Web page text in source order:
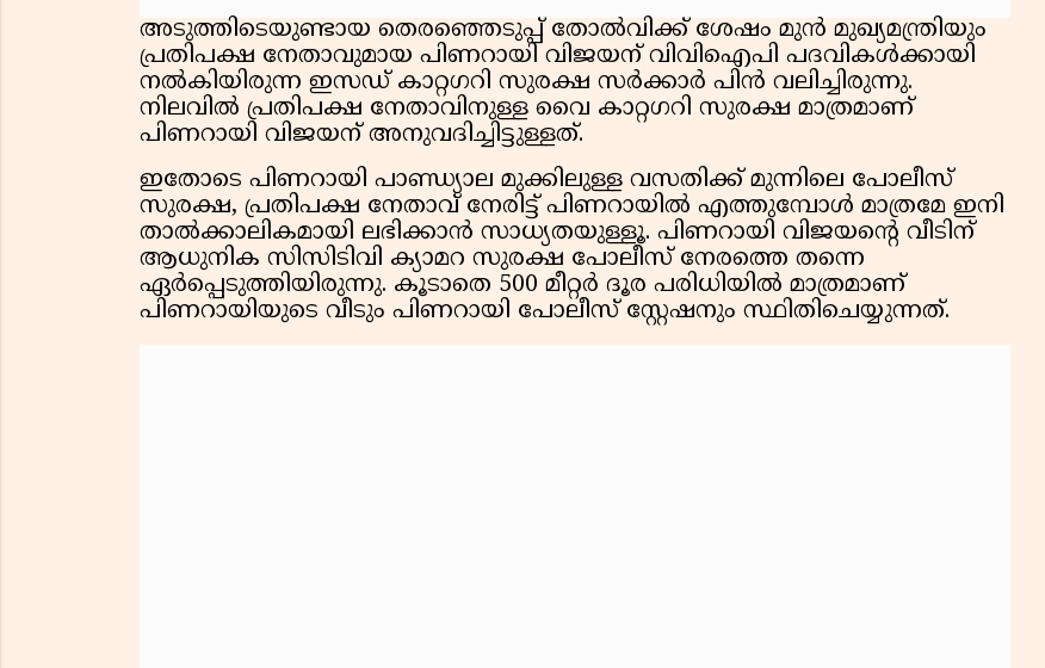
അടുത്തിടെയുണ്ടായ തെരഞ്ഞെടുപ്പ് തോൽവിക്ക് ശേഷം മുൻ മുഖ്യമന്ത്രിയും
പ്രതിപക്ഷ നേതാവുമായ പിണറായി വിജയന് വിവിഐപി പദവികൾക്കായി
നൽകിയിരുന്ന ഇസഡ് കാറ്റഗറി സുരക്ഷ സർക്കാർ പിൻ വലിച്ചിരുന്നു.
നിലവിൽ പ്രതിപക്ഷ നേതാവിനുള്ള വൈ കാറ്റഗറി സുരക്ഷ മാത്രമാണ്
പിണറായി വിജയന് അനുവദിച്ചിട്ടുള്ളത്.
ഇതോടെ പിണറായി പാണ്ഡ്യാല മുക്കിലുള്ള വസതിക്ക് മുന്നിലെ പോലീസ്
സുരക്ഷ, പ്രതിപക്ഷ നേതാവ് നേരിട്ട് പിണറായിൽ എത്തുമ്പോൾ മാത്രമേ ഇനി
താൽക്കാലികമായി ലഭിക്കാൻ സാധ്യതയുള്ളൂ. പിണറായി വിജയന്റെ വീടിന്
ആധുനിക സിസിടിവി ക്യാമറ സുരക്ഷ പോലീസ് നേരത്തെ തന്നെ
ഏർപ്പെടുത്തിയിരുന്നു. കൂടാതെ 500 മീറ്റർ ദൂര പരിധിയിൽ മാത്രമാണ്
പിണറായിയുടെ വീടും പിണറായി പോലീസ് സ്റ്റേഷനും സ്ഥിതിചെയ്യുന്നത്.